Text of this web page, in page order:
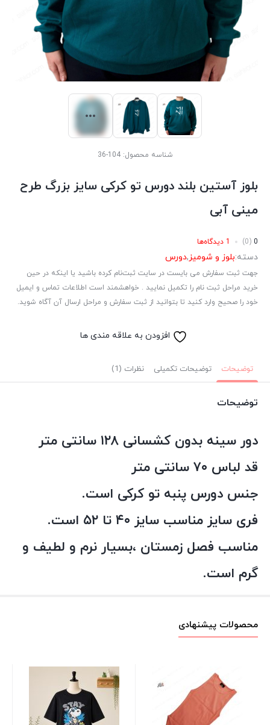
شناسه محصول:104-36
بلوز آستین بلند دورس تو کرکی سایز بزرگ طرح
مینی آبی
0
(0) 1 دیدگاه‌ها
دسته:بلوز و شومیز,دورس
جهت ثبت سفارش می بایست در سایت ثبت‌نام کرده باشید یا اینکه در حین
خرید مراحل ثبت نام را تکمیل نمایید . خواهشمند است اطلاعات تماس و ایمیل
خود را صحیح وارد کنید تا بتوانید از ثبت سفارش و مراحل ارسال آن آگاه شوید.
افزودن به علاقه مندی ها
توضیحات توضیحات تکمیلی نظرات (1)
توضیحات
دور سینه بدون کشسانی ۱۲۸ سانتی متر
قد لباس ۷۰ سانتی متر
جنس دورس پنبه تو کرکی است.
فری سایز مناسب سایز ۴۰ تا ۵۲ است.
مناسب فصل زمستان ،بسیار نرم و لطیف و
گرم است.
محصولات پیشنهادی